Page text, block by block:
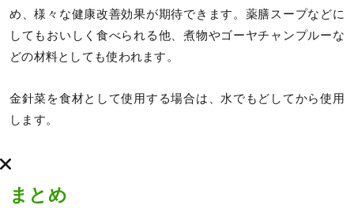
め、様々な健康改善効果が期待できます。薬膳スープなどに
してもおいしく食べられる他、煮物やゴーヤチャンプルーな
どの材料としても使われます。
金針菜を食材として使用する場合は、水でもどしてから使用
します。
まとめ